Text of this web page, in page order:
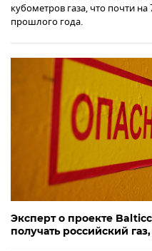
кубометров газа, что почти
прошлого года.
Эксперт о проекте
получать российский